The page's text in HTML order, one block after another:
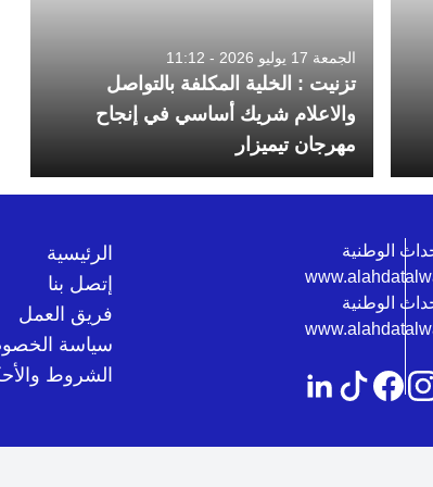
الجمعة 17 يوليو 2026 - 11:12
تزنيت : الخلية المكلفة بالتواصل
والاعلام شريك أساسي في إنجاح
مهرجان تيميزار
الرئيسية
إتصل بنا
فريق العمل
سياسة
الشروط